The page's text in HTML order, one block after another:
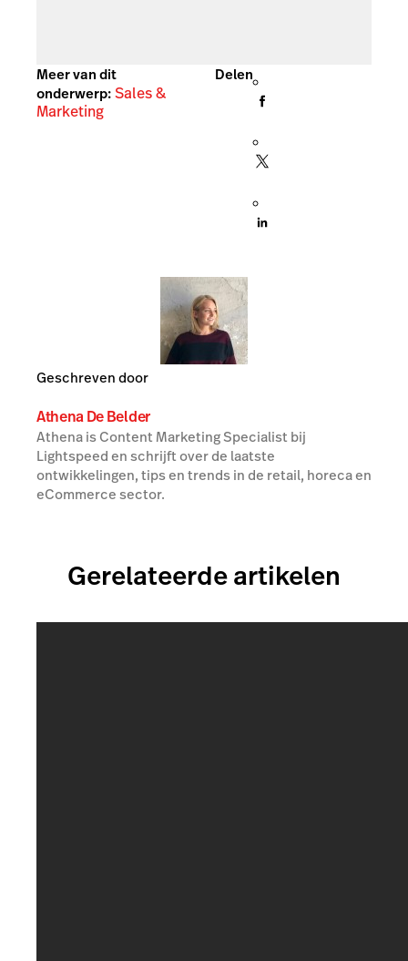
Meer van dit
onderwerp:Sales &
Marketing
Delen
Geschreven door
Athena De Belder
Athena is Content Marketing Specialist bij
Lightspeed en schrijft over de laatste
ontwikkelingen, tips en trends in de retail, horeca en
eCommerce sector.
Gerelateerde artikelen